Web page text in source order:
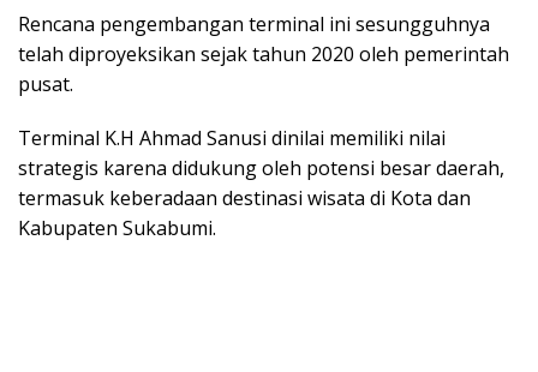
Rencana pengembangan terminal ini sesungguhnya
telah diproyeksikan sejak tahun 2020 oleh pemerintah
pusat.
Terminal K.H Ahmad Sanusi dinilai memiliki nilai
strategis karena didukung oleh potensi besar daerah,
termasuk keberadaan destinasi wisata di Kota dan
Kabupaten Sukabumi.